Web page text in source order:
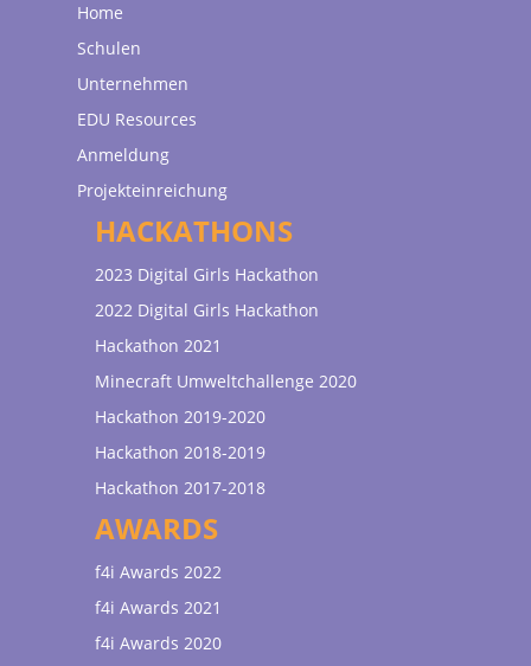
Home
Schulen
Unternehmen
EDU Resources
Anmeldung
Projekteinreichung
HACKATHONS
2023 Digital Girls Hackathon
2022 Digital Girls Hackathon
Hackathon 2021
Minecraft Umweltchallenge 2020
Hackathon 2019-2020
Hackathon 2018-2019
Hackathon 2017-2018
AWARDS
f4i Awards 2022
f4i Awards 2021
f4i Awards 2020